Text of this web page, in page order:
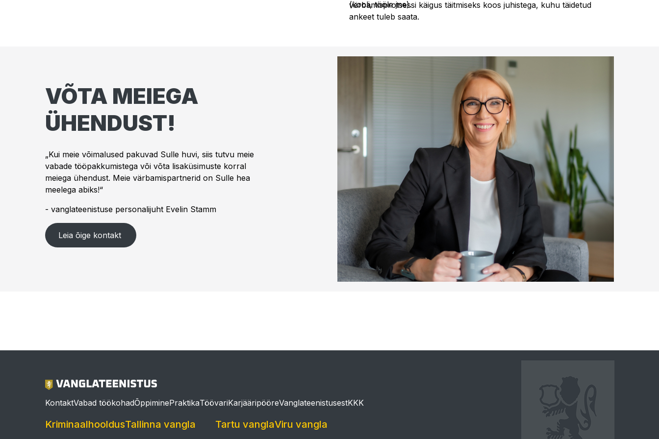
(kooli, tööle jne).
värbamisprotsessi käigus täitmiseks koos juhistega, kuhu täidetud
ankeet tuleb saata.
VÕTA MEIEGA
ÜHENDUST!
„Kui meie võimalused pakuvad Sulle huvi, siis tutvu meie
vabade tööpakkumistega või võta lisaküsimuste korral
meiega ühendust. Meie värbamispartnerid on Sulle hea
meelega abiks!“
- vanglateenistuse personalijuht Evelin Stamm
Leia õige kontakt
Pilt
KontaktVabad töökohadÕppiminePraktikaTöövariKarjääripööreVanglateenistusestKKK
KriminaalhooldusTallinna vangla Tartu vanglaViru vangla